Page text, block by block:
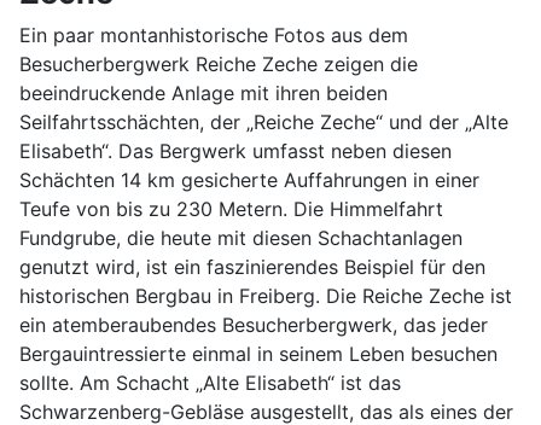
Ein paar montanhistorische Fotos aus dem
Besucherbergwerk Reiche Zeche zeigen die
beeindruckende Anlage mit ihren beiden
Seilfahrtsschächten, der „Reiche Zeche“ und der „Alte
Elisabeth“. Das Bergwerk umfasst neben diesen
Schächten 14 km gesicherte Auffahrungen in einer
Teufe von bis zu 230 Metern. Die Himmelfahrt
Fundgrube, die heute mit diesen Schachtanlagen
genutzt wird, ist ein faszinierendes Beispiel für den
historischen Bergbau in Freiberg. Die Reiche Zeche ist
ein atemberaubendes Besucherbergwerk, das jeder
Bergauintressierte einmal in seinem Leben besuchen
sollte. Am Schacht „Alte Elisabeth“ ist das
Schwarzenberg-Gebläse ausgestellt, das als eines der